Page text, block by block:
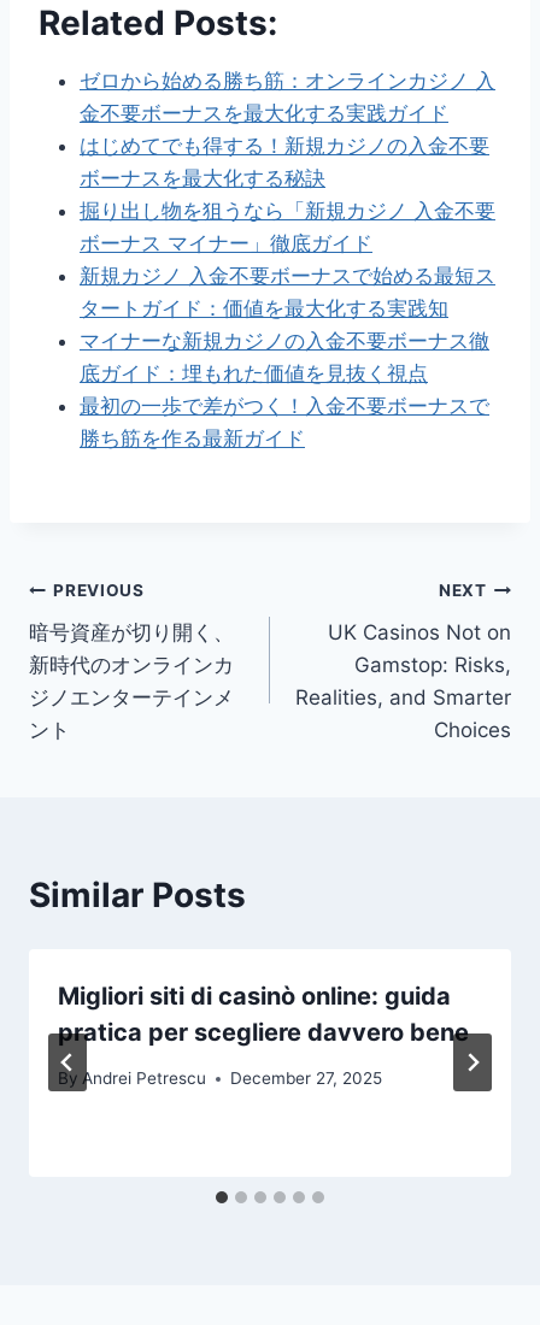
Related Posts:
ゼロから始める勝ち筋：オンラインカジノ 入
金不要ボーナスを最大化する実践ガイド
はじめてでも得する！新規カジノの入金不要
ボーナスを最大化する秘訣
掘り出し物を狙うなら「新規カジノ 入金不要
ボーナス マイナー」徹底ガイド
新規カジノ 入金不要ボーナスで始める最短ス
タートガイド：価値を最大化する実践知
マイナーな新規カジノの入金不要ボーナス徹
底ガイド：埋もれた価値を見抜く視点
最初の一歩で差がつく！入金不要ボーナスで
勝ち筋を作る最新ガイド
Post
navigation
PREVIOUS
暗号資産が切り開く、
新時代のオンラインカ
ジノエンターテインメ
ント
NEXT
UK Casinos Not on
Gamstop: Risks,
Realities, and Smarter
Choices
Similar Posts
Migliori siti di casinò online: guida
pratica per scegliere davvero bene
By Andrei Petrescu December 27, 2025